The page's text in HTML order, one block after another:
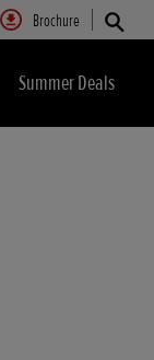
Brochure
Summer Deals